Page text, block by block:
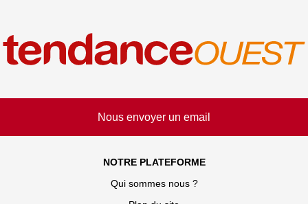
Nous envoyer un email
NOTRE PLATEFORME
Qui sommes nous ?